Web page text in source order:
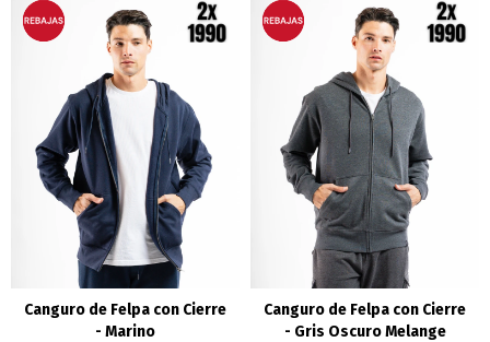
Canguro de Felpa con Cierre
- Marino
Canguro de Felpa con Cierre
- Gris Oscuro Melange